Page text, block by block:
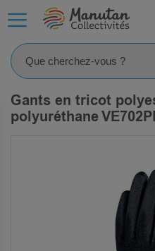
Gants en tricot
polyuréthane